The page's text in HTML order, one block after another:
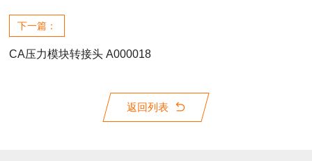
下一篇：
CA压力模块转接头 A000018
返回列表